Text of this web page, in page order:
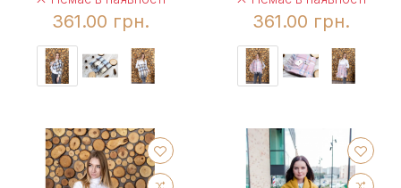
361.00 грн. 361.00 грн.